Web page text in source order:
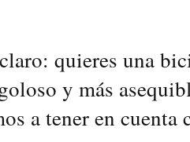
quieres una
y más
a tener en cuenta